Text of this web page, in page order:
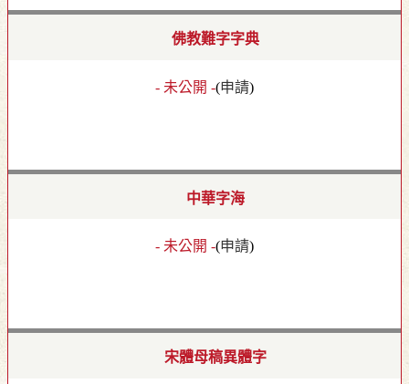
佛教難字字典
- 未公開 -(申請)
中華字海
- 未公開 -(申請)
宋體母稿異體字